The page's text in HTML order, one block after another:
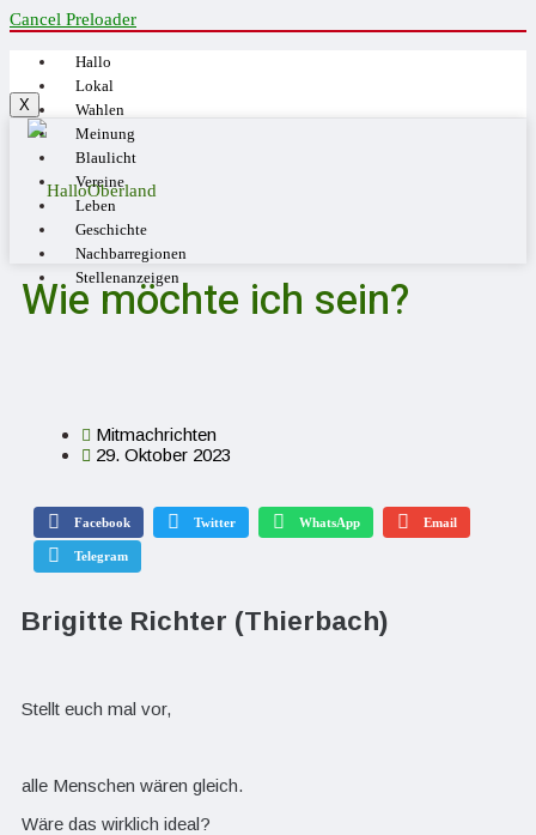
Cancel Preloader
Hallo
Lokal
Wahlen
Meinung
Blaulicht
Vereine
Leben
Geschichte
Nachbarregionen
Stellenanzeigen
X
Wie möchte ich sein?
Mitmachrichten
29. Oktober 2023
Facebook Twitter WhatsApp Email
Telegram
Brigitte Richter (Thierbach)
Stellt euch mal vor,
alle Menschen wären gleich.
Wäre das wirklich ideal?